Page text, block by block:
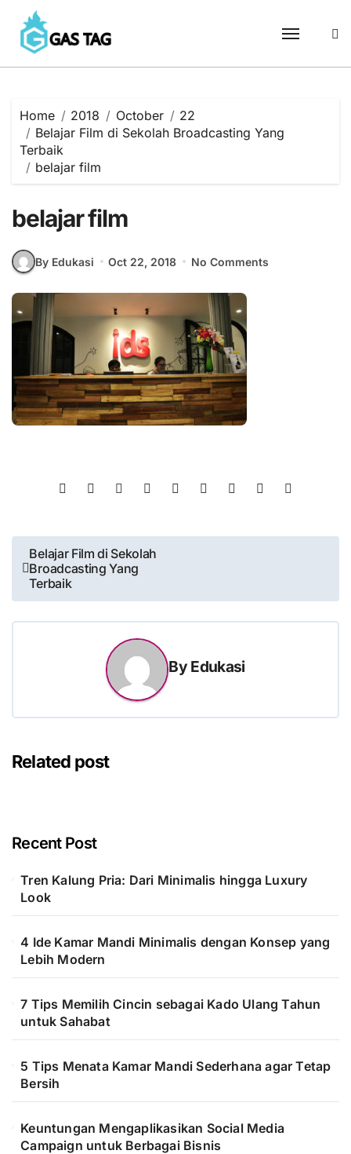
content
Home 2018 October
22
Belajar Film di Sekolah Broadcasting Yang
Terbaik
belajar film
belajar film
By Edukasi Oct 22, 2018 No Comments
Post
navigation
Belajar Film di Sekolah
Broadcasting Yang
Terbaik
By Edukasi
Related post
Recent Post
Tren Kalung Pria: Dari Minimalis hingga Luxury
Look
4 Ide Kamar Mandi Minimalis dengan Konsep yang
Lebih Modern
7 Tips Memilih Cincin sebagai Kado Ulang Tahun
untuk Sahabat
5 Tips Menata Kamar Mandi Sederhana agar Tetap
Bersih
Keuntungan Mengaplikasikan Social Media
Campaign untuk Berbagai Bisnis